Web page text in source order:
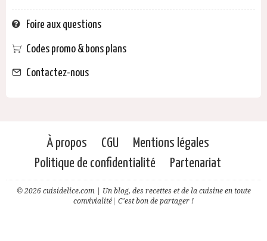
Foire aux questions
Codes promo & bons plans
Contactez-nous
À propos CGU
Mentions légales
Politique de confidentialité
Partenariat
© 2026 cuisidelice.com | Un blog, des recettes et de la cuisine en toute
convivialité| C'est bon de partager !